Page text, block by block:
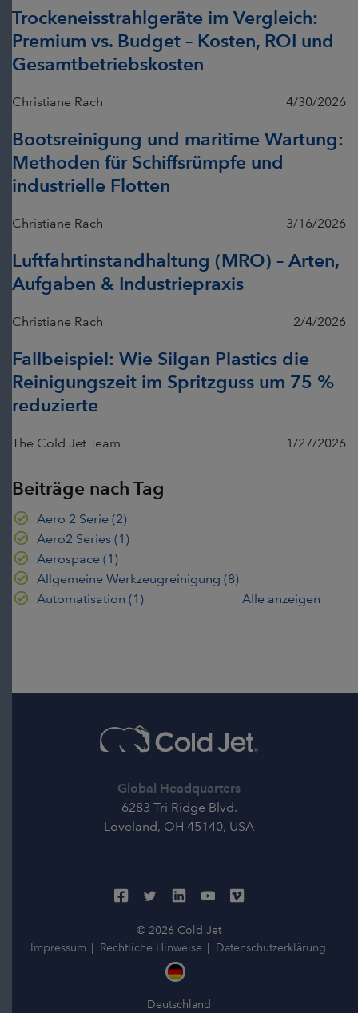
Trockeneisstrahlgeräte im Vergleich:
Premium vs. Budget – Kosten, ROI und
Gesamtbetriebskosten
Christiane Rach 4/30/2026
Bootsreinigung und maritime Wartung:
Methoden für Schiffsrümpfe und
industrielle Flotten
Christiane Rach 3/16/2026
Luftfahrtinstandhaltung (MRO) – Arten,
Aufgaben & Industriepraxis
Christiane Rach 2/4/2026
Fallbeispiel: Wie Silgan Plastics die
Reinigungszeit im Spritzguss um 75 %
reduzierte
The Cold Jet Team 1/27/2026
Beiträge nach Tag
Aero 2 Serie (2)
Aero2 Series (1)
Aerospace (1)
Allgemeine Werkzeugreinigung (8)
Automatisation (1) Alle anzeigen
Global Headquarters
6283 Tri Ridge Blvd.
Loveland, OH 45140, USA
© 2026 Cold Jet
Impressum
Rechtliche Hinweise Datenschutzerklärung
Deutschland